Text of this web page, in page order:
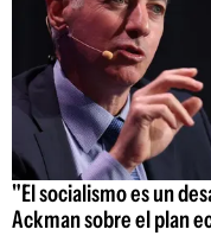
"El socialismo es un
Ackman sobre el plan